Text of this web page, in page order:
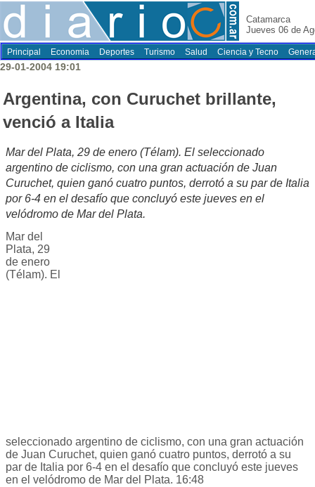
Catamarca
Jueves 06 de
Principal Economia Deportes Turismo Salud Ciencia y Tecno
29-01-2004 19:01
Argentina, con Curuchet brillante,
venció a Italia
Mar del Plata, 29 de enero (Télam). El seleccionado
argentino de ciclismo, con una gran actuación de Juan
Curuchet, quien ganó cuatro puntos, derrotó a su par de Italia
por 6-4 en el desafío que concluyó este jueves en el
velódromo de Mar del Plata.
Mar del
Plata, 29
de enero
(Télam). El
seleccionado argentino de ciclismo, con una gran actuación
de Juan Curuchet, quien ganó cuatro puntos, derrotó a su
par de Italia por 6-4 en el desafío que concluyó este jueves
en el velódromo de Mar del Plata. 16:48